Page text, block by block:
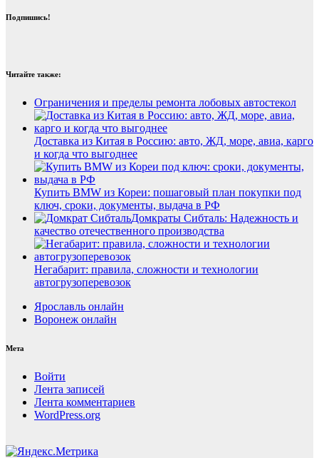
Подпишись!
Читайте также:
Ограничения и пределы ремонта лобовых автостекол
Доставка из Китая в Россию: авто, ЖД, море, авиа, карго
и когда что выгоднее
Купить BMW из Кореи: пошаговый план покупки под
ключ, сроки, документы, выдача в РФ
Домкраты Сибталь: Надежность и
качество отечественного производства
Негабарит: правила, сложности и технологии
автогрузоперевозок
Ярославль онлайн
Воронеж онлайн
Мета
Войти
Лента записей
Лента комментариев
WordPress.org